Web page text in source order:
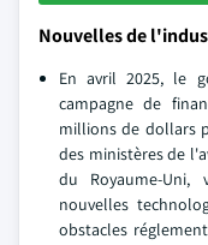
Nouvelles de
En avril 2025, le
campagne de
millions de dollars
des ministères de
du Royaume-
nouvelles
obstacles